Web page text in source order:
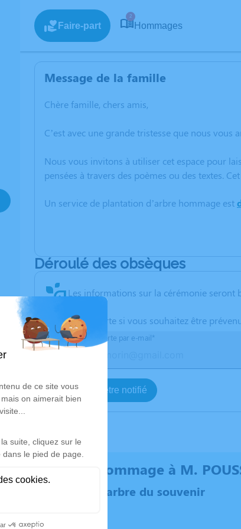
Faire-part
2
Hommages
Message de la famille
Chère famille, chers amis,
C’est avec une grande tristesse que nous
Nous vous invitons à utiliser cet espace pour
pensées à travers des poèmes ou des textes.
Un service de plantation d’arbre hommage est
Déroulé des obsèques
Les informations sur la cérémonie seront
Activez une alerte si vous souhaitez être
Recevoir une alerte par e-mail*
Je veux être notifié
Rendez hommage à M.
Plantez un arbre du souvenir